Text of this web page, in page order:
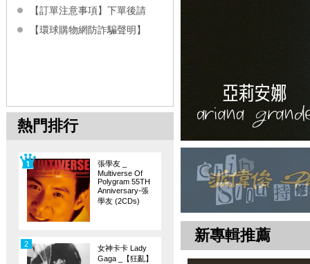
【訂單注意事項】下單後請
【環球購物網防詐騙聲明】
熱門排行
張學友 _
Multiverse Of
Polygram 55TH
Anniversary-張
學友 (2CDs)
女神卡卡 Lady
Gaga _【狂亂】
2 新專輯推薦